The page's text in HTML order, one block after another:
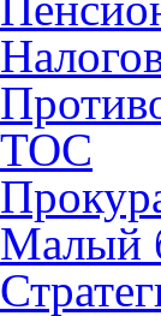
ТОС
Малый